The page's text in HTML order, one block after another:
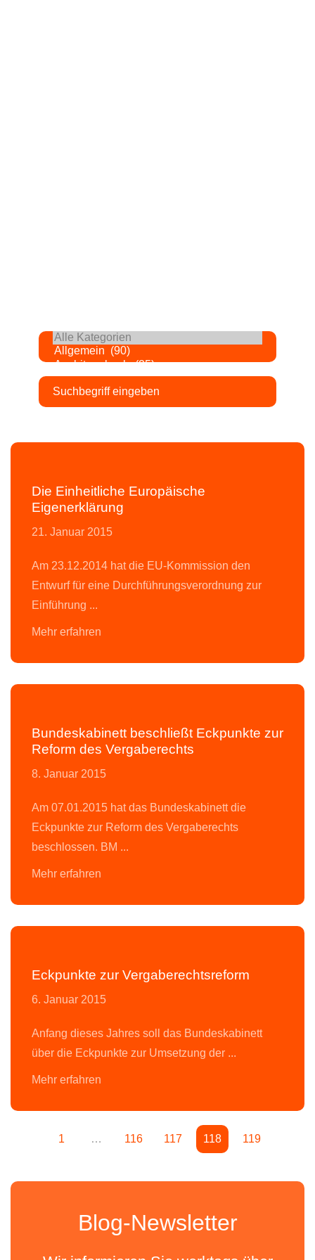
Alle Kategorien
Die Einheitliche Europäische
Eigenerklärung
21. Januar 2015
Am 23.12.2014 hat die EU-Kommission den
Entwurf für eine Durchführungsverordnung zur
Einführung ...
Bundeskabinett beschließt Eckpunkte zur
Reform des Vergaberechts
8. Januar 2015
Am 07.01.2015 hat das Bundeskabinett die
Eckpunkte zur Reform des Vergaberechts
beschlossen. BM ...
Eckpunkte zur Vergaberechtsreform
6. Januar 2015
Anfang dieses Jahres soll das Bundeskabinett
über die Eckpunkte zur Umsetzung der ...
1 … 116 117 118 119
Blog-Newsletter